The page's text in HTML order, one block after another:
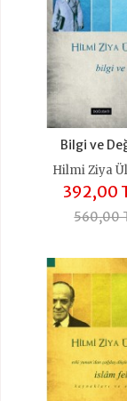
Bilgi ve
Hilmi Ziya
392,00
560,00